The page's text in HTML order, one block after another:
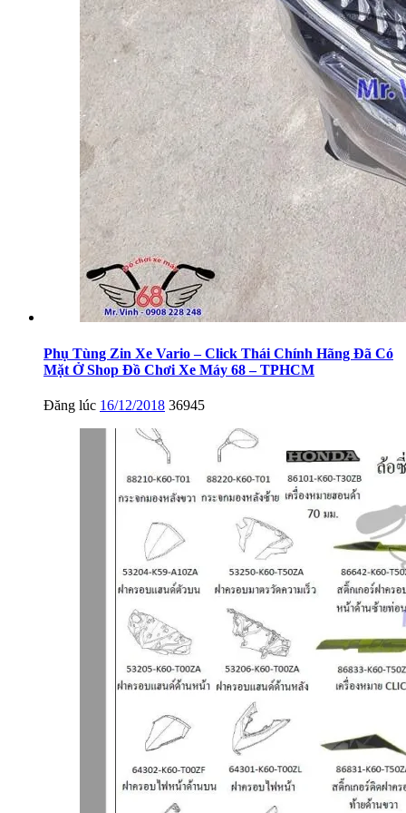
Phụ Tùng Zin Xe Vario – Click Thái Chính Hãng Đã Có
Mặt Ở Shop Đồ Chơi Xe Máy 68 – TPHCM
Đăng lúc 16/12/2018 36945